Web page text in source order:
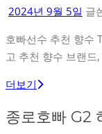
2024년 9월 5일 글
호빠선수 추천 향수
고 추천 향수 브랜
더보기
종로호빠 G2